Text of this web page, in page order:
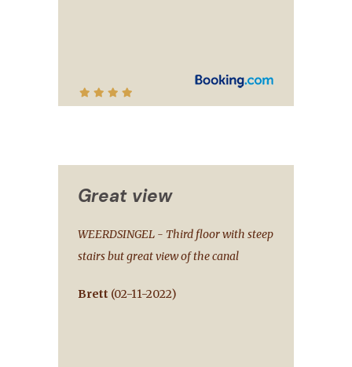
Great view
WEERDSINGEL - Third floor with steep
stairs but great view of the canal
Brett (02-11-2022)